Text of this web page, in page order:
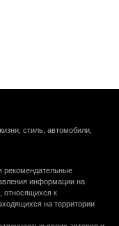
стиль, автомобили,
рекомендательные
информации на
относящихся к
на территории